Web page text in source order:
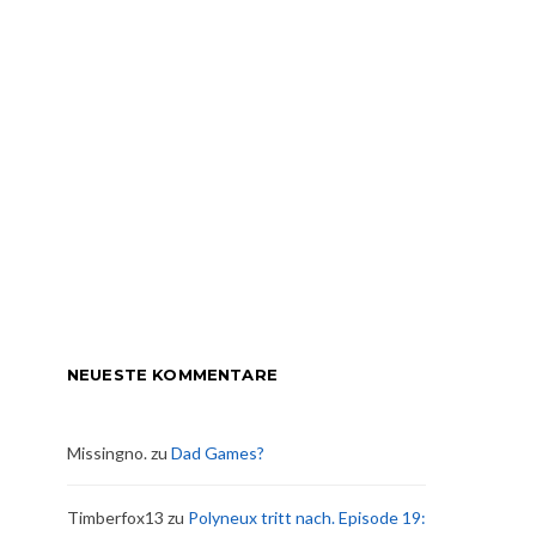
NEUESTE KOMMENTARE
Missingno.zu Dad Games?
Timberfox13 zu Polyneux tritt nach. Episode 19: